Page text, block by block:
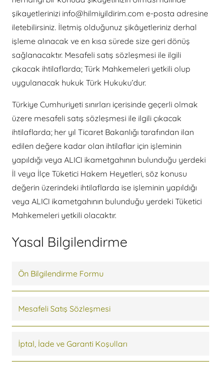
şikayetlerinizi info@hilmiyildirim.com e-posta adresine
iletebilirsiniz. İletmiş olduğunuz şikâyetleriniz derhal
işleme alınacak ve en kısa sürede size geri dönüş
sağlanacaktır. Mesafeli satış sözleşmesi ile ilgili
çıkacak ihtilaflarda; Türk Mahkemeleri yetkili olup
uygulanacak hukuk Türk Hukuku’dur.
Türkiye Cumhuriyeti sınırları içerisinde geçerli olmak
üzere mesafeli satış sözleşmesi ile ilgili çıkacak
ihtilaflarda; her yıl Ticaret Bakanlığı tarafından ilan
edilen değere kadar olan ihtilaflar için işleminin
yapıldığı veya ALICI ikametgahının bulunduğu yerdeki
İl veya İlçe Tüketici Hakem Heyetleri, söz konusu
değerin üzerindeki ihtilaflarda ise işleminin yapıldığı
veya ALICI ikametgahının bulunduğu yerdeki Tüketici
Mahkemeleri yetkili olacaktır.
Yasal Bilgilendirme
Ön Bilgilendirme Formu
Mesafeli Satış Sözleşmesi
İptal, İade ve Garanti Koşulları